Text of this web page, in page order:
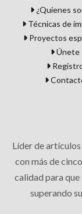
¿Quienes
Técnicas de
Proyectos
Únete
Líder de
con más de
calidad para
superando